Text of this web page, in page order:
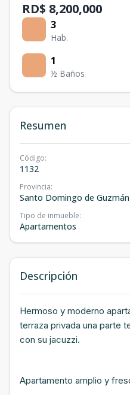
RD$ 8,200,000
3
Hab.
1
½ Baños
Resumen
Código:
1132
Provincia:
Santo Domingo de Guzmán
Tipo de inmueble:
Apartamentos
Descripción
Hermoso y moderno
terraza privada una parte
con su jacuzzi.
Apartamento amplio y